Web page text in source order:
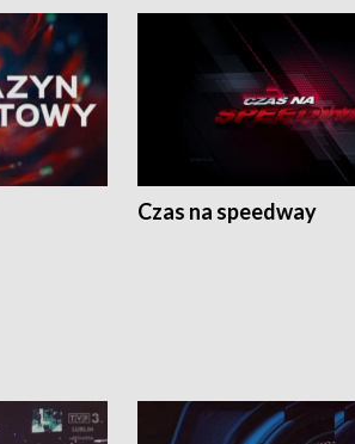
Czas na speedway